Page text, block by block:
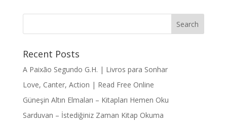
Recent Posts
A Paixão Segundo G.H. | Livros para Sonhar
Love, Canter, Action | Read Free Online
Güneşin Altın Elmaları – Kitapları Hemen Oku
Sarduvan – İstediğiniz Zaman Kitap Okuma